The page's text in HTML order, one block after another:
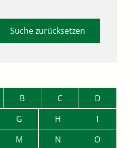
Suche zurücksetzen
B C
D
G H
I
M N
O